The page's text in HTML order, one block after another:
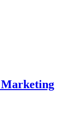
Marketing